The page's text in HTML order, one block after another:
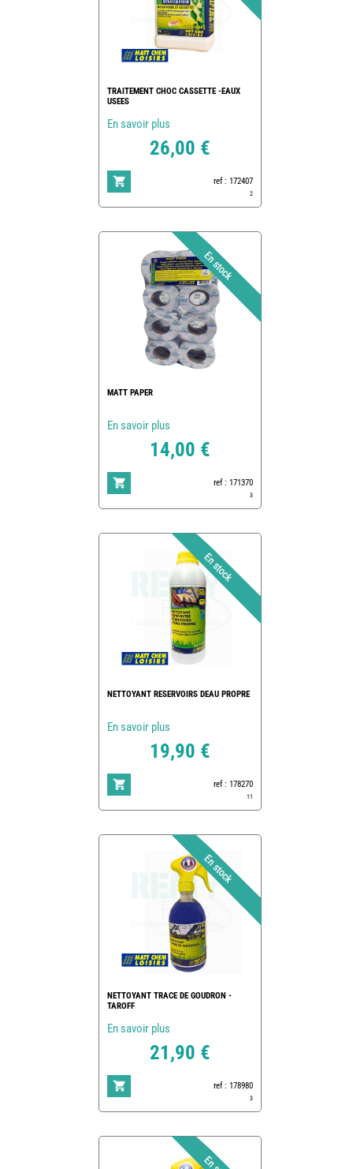
TRAITEMENT CHOC CASSETTE -EAUX
USEES
En savoir plus
26,00 €
ref : 172407
2
MATT PAPER
En savoir plus
14,00 €
ref : 171370
3
NETTOYANT RESERVOIRS DEAU PROPRE
En savoir plus
19,90 €
ref : 178270
11
NETTOYANT TRACE DE GOUDRON -
TAROFF
En savoir plus
21,90 €
ref : 178980
3